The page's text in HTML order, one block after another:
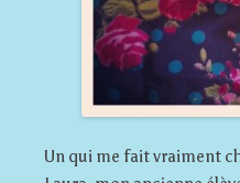
Un qui me fait vraiment